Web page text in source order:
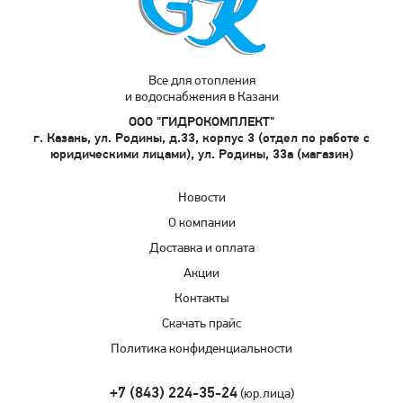
Все для отопления
и водоснабжения в Казани
ООО "ГИДРОКОМПЛЕКТ"
г. Казань, ул. Родины, д.33, корпус 3 (отдел по работе с
юридическими лицами), ул. Родины, 33а (магазин)
Новости
О компании
Доставка и оплата
Акции
Контакты
Скачать прайс
Политика конфиденциальности
+7 (843) 224-35-24(юр.лица)